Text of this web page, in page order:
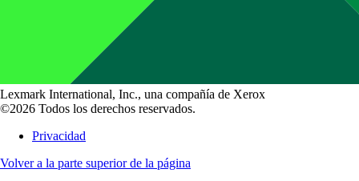
Lexmark International, Inc., una compañía de Xerox
©2026 Todos los derechos reservados.
Privacidad
Volver a la parte superior de la página